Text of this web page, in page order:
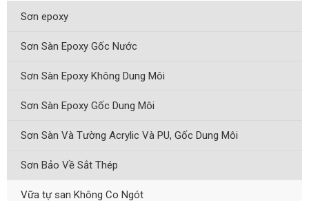
Sơn epoxy
Sơn Sàn Epoxy Gốc Nước
Sơn Sàn Epoxy Không Dung Môi
Sơn Sàn Epoxy Gốc Dung Môi
Sơn Sàn Và Tường Acrylic Và PU, Gốc Dung Môi
Sơn Bảo Về Sắt Thép
Vữa tự san Không Co Ngót